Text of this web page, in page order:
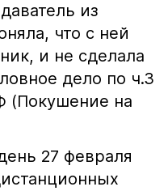
из
что с ней
и не сделала
дело по ч.3
(Покушение на
27 февраля